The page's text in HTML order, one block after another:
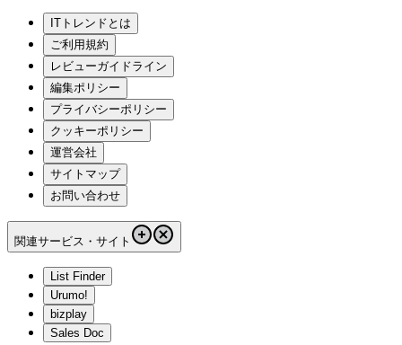
ITトレンドとは
ご利用規約
レビューガイドライン
編集ポリシー
プライバシーポリシー
クッキーポリシー
運営会社
サイトマップ
お問い合わせ
関連サービス・サイト
List Finder
Urumo!
bizplay
Sales Doc